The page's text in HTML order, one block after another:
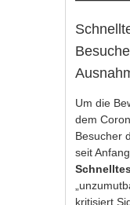
Um die
dem
Besucher
seit
kritisiert